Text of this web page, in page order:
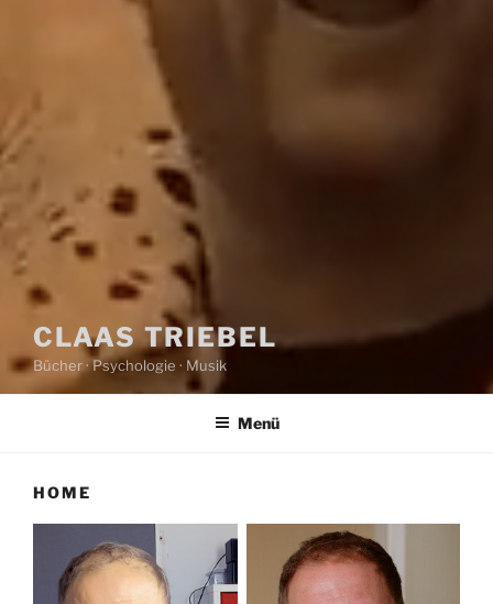
CLAAS TRIEBEL
Bücher · Psychologie · Musik
Menü
HOME